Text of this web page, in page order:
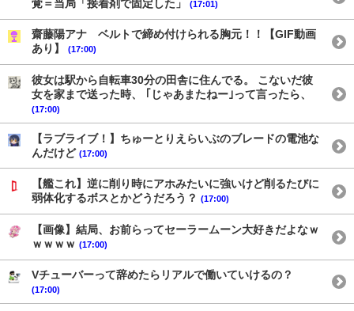
覚＝当局「接着剤で固定した」
(17:01)
齋藤陽アナ ベルトで締め付けられる胸元！！【GIF動画
あり】
(17:00)
彼女は駅から自転車30分の田舎に住んでる。 こないだ彼
女を家まで送った時、 ｢じゃあまたねー｣って言ったら、
(17:00)
【ラブライブ！】ちゅーとりえらいぶのブレードの電池な
んだけど (17:00)
【艦これ】逆に削り時にアホみたいに強いけど削るたびに
弱体化するボスとかどうだろう？ (17:00)
【画像】結局、お前らってセーラームーン大好きだよなｗ
ｗｗｗｗ (17:00)
Vチューバーって辞めたらリアルで働いていけるの？
(17:00)